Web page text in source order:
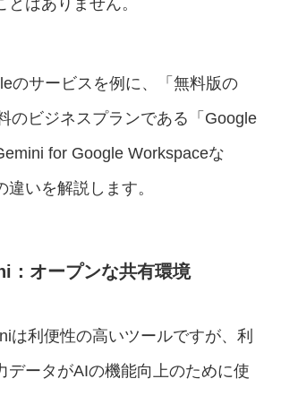
はありません。
のサービスを例に、「無料版の
のビジネスプランである「Google
for Google Workspaceな
違いを解説します。
：オープンな共有環境
は利便性の高いツールですが、利
データがAIの機能向上のために使